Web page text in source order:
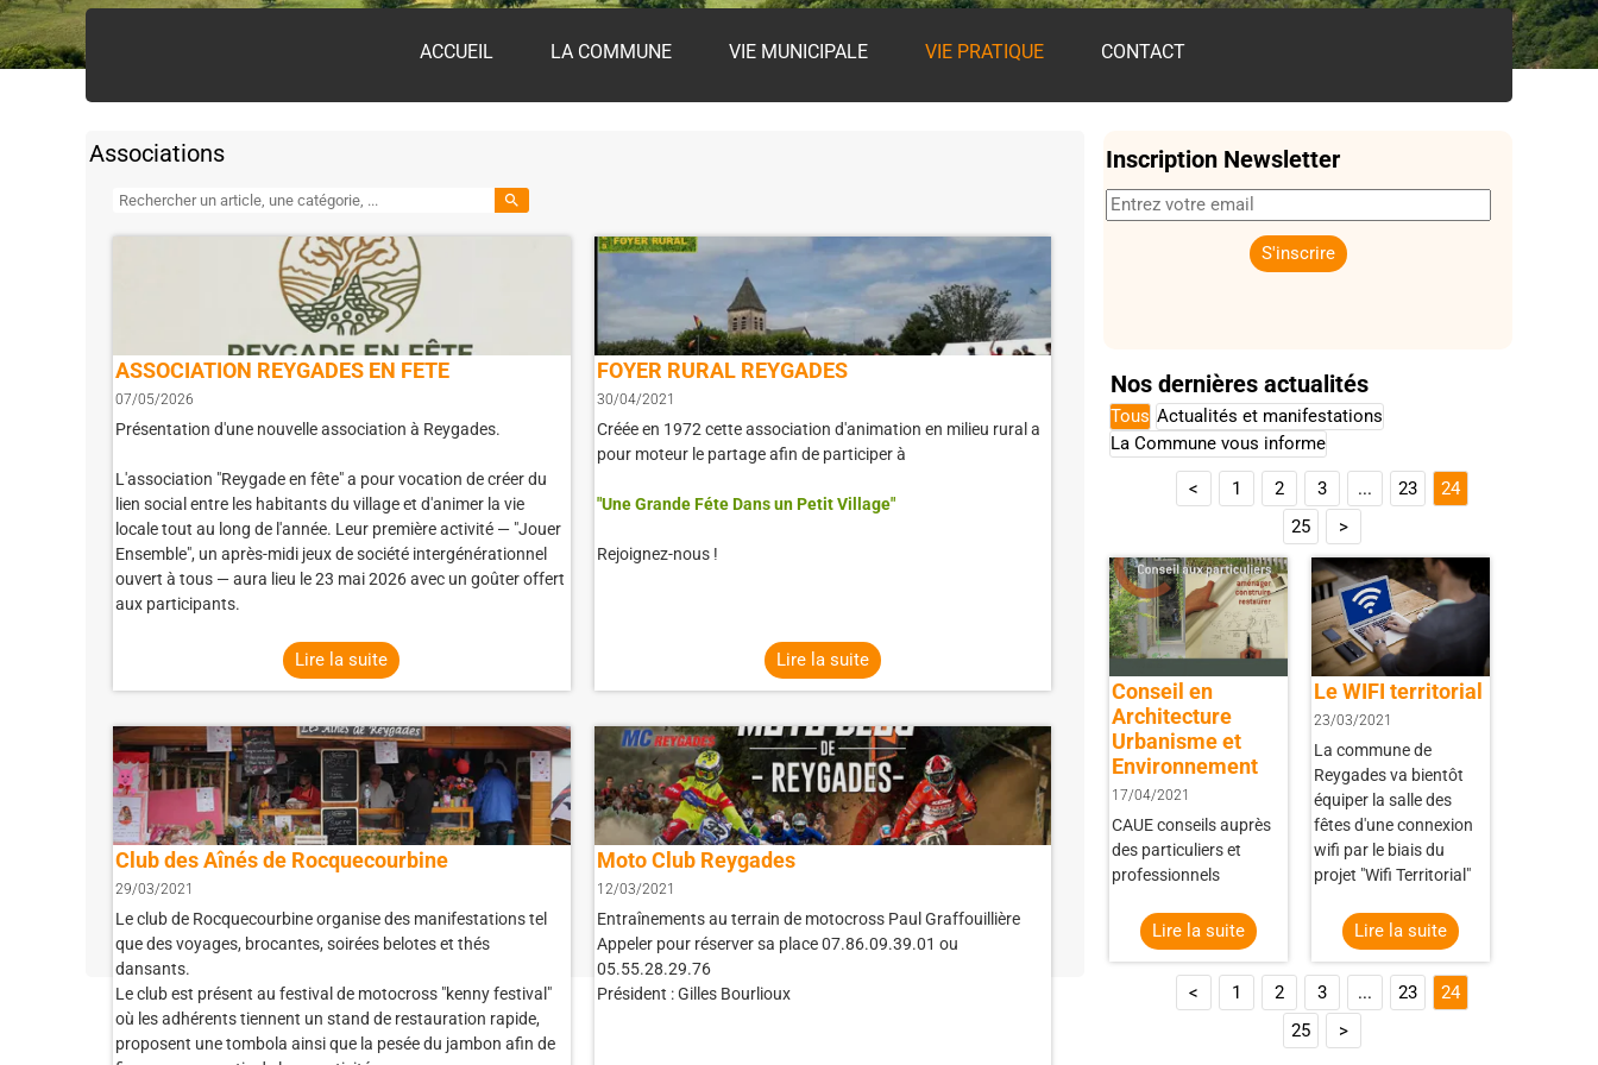
ACCUEIL LA COMMUNE VIE MUNICIPALE VIE PRATIQUE CONTACT
Nos dernières actualités
Inscription Newsletter
Associations
search
ASSOCIATION REYGADES EN FETE
07/05/2026
Présentation d'une nouvelle association à Reygades.
L'association "Reygade en fête" a pour vocation de créer du
lien social entre les habitants du village et d'animer la vie
locale tout au long de l'année. Leur première activité — "Jouer
Ensemble", un après-midi jeux de société intergénérationnel
ouvert à tous — aura lieu le 23 mai 2026 avec un goûter offert
aux participants.
Lire la suite
FOYER RURAL REYGADES
30/04/2021
Créée en 1972 cette association d'animation en milieu rural a
pour moteur le partage afin de participer à
"Une Grande Féte Dans un Petit Village"
Rejoignez-nous !
Lire la suite
Club des Aînés de Rocquecourbine
29/03/2021
Le club de Rocquecourbine organise des manifestations tel
que des voyages, brocantes, soirées belotes et thés
dansants.
Le club est présent au festival de motocross "kenny festival"
où les adhérents tiennent un stand de restauration rapide,
proposent une tombola ainsi que la pesée du jambon afin de
Moto Club Reygades
12/03/2021
Entraînements au terrain de motocross Paul Graffouillière
Appeler pour réserver sa place 07.86.09.39.01 ou
05.55.28.29.76
Président : Gilles Bourlioux
Tous Actualités et manifestations
La Commune vous informe
< 1 2 3 ... 23
24
25
>
Conseil en
Architecture
Urbanisme et
Environnement
17/04/2021
CAUE conseils auprès
des particuliers et
professionnels
Lire la suite
Le WIFI territorial
23/03/2021
La commune de
Reygades va bientôt
équiper la salle des
fêtes d'une connexion
wifi par le biais du
projet "Wifi Territorial"
Lire la suite
< 1 2 3 ... 23
24
25
>